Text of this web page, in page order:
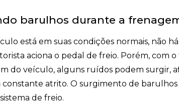
barulhos durante a
está em suas condições normais, não
aciona o pedal de freio. Porém, com
do veículo, alguns ruídos podem surgir,
atrito. O surgimento de
de freio.